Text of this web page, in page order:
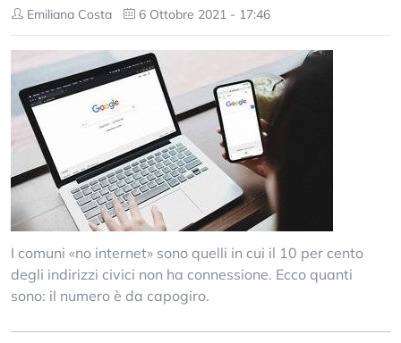
Emiliana Costa 6 Ottobre 2021 - 17:46
I comuni «no internet» sono quelli in cui il 10 per cento
degli indirizzi civici non ha connessione. Ecco quanti
sono: il numero è da capogiro.